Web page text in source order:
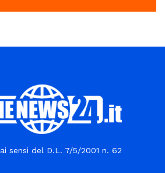
sensi del D.L. 7/5/2001 n. 62